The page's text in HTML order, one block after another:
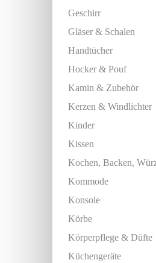
Geschirr
Gläser & Schalen
Handtücher
Hocker & Pouf
Kamin & Zubehör
Kerzen & Windlichter
Kinder
Kissen
Kochen, Backen,
Kommode
Konsole
Körbe
Körperpflege & Düfte
Küchengeräte